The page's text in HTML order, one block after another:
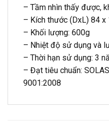
– Tầm nhìn thấy được,
– Kích thước (DxL) 84 x
– Khối lượng: 600g
– Nhiệt độ sử dụng và
– Thời hạn sử dụng: 3
– Đạt tiêu chuẩn:
9001:2008